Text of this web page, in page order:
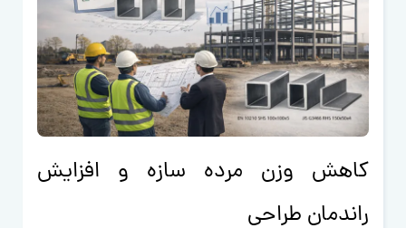
کاهش وزن مرده سازه و افزایش
راندمان طراحی